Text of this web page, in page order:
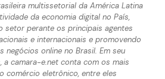
multissetorial da América Latina
da economia digital no País,
setor perante os principais agentes
e internacionais e promovendo
negócios online no Brasil. Em seu
a camara-e.net conta com os mais
comércio eletrônico, entre eles